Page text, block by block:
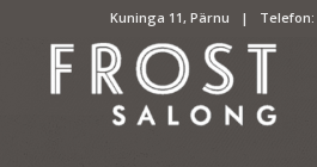
Kuninga 11, Pärnu | Telefon: